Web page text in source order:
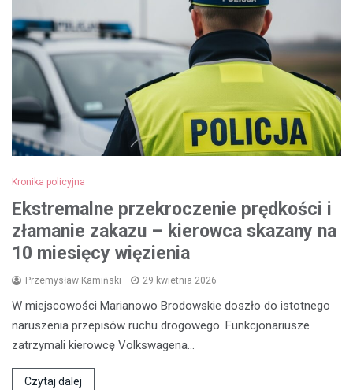
Kronika policyjna
Ekstremalne przekroczenie prędkości i
złamanie zakazu – kierowca skazany na
10 miesięcy więzienia
Przemysław Kamiński 29 kwietnia 2026
W miejscowości Marianowo Brodowskie doszło do istotnego
naruszenia przepisów ruchu drogowego. Funkcjonariusze
zatrzymali kierowcę Volkswagena…
Czytaj dalej